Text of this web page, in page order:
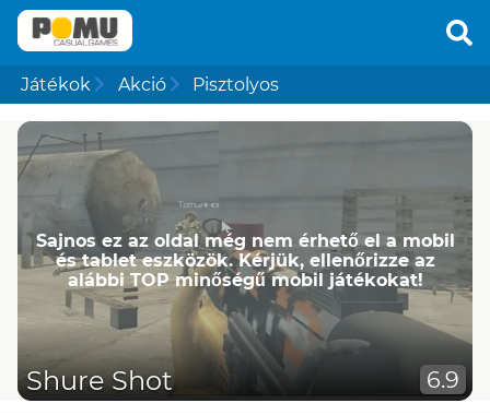
Játékok Akció Pisztolyos
Sajnos ez az oldal még nem érhető el a mobil
és tablet eszközök. Kérjük, ellenőrizze az
alábbi TOP minőségű mobil játékokat!
Shure Shot 6.9